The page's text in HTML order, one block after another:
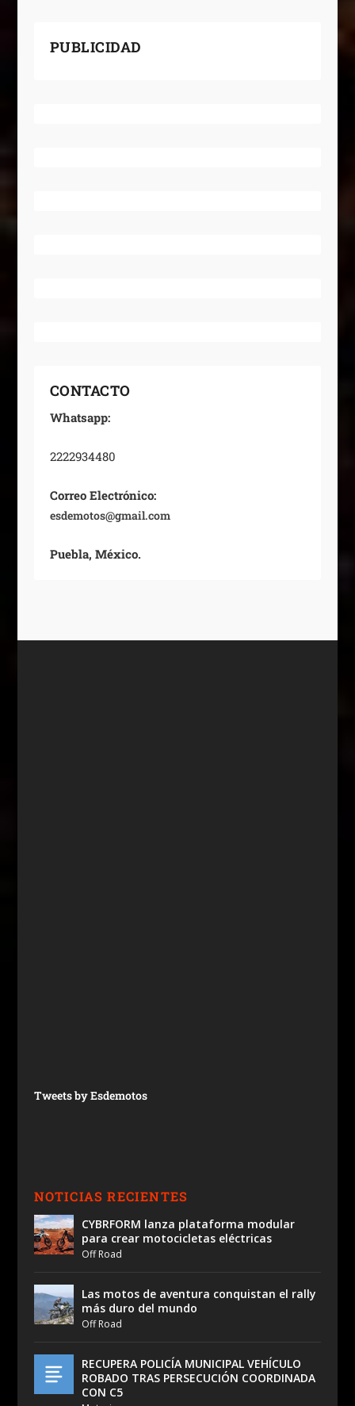
PUBLICIDAD
CONTACTO
Whatsapp:
2222934480
Correo Electrónico:
esdemotos@gmail.com
Puebla, México.
Tweets by Esdemotos
NOTICIAS RECIENTES
CYBRFORM lanza plataforma modular
para crear motocicletas eléctricas
Off Road
Las motos de aventura conquistan el rally
más duro del mundo
Off Road
RECUPERA POLICÍA MUNICIPAL VEHÍCULO
ROBADO TRAS PERSECUCIÓN COORDINADA
CON C5